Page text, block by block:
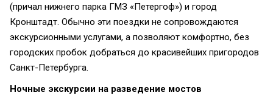
(причал нижнего парка ГМЗ «Петергоф») и город
Кронштадт. Обычно эти поездки не сопровождаются
экскурсионными услугами, а позволяют комфортно, без
городских пробок добраться до красивейших пригородов
Санкт-Петербурга.
Ночные экскурсии на разведение мостов